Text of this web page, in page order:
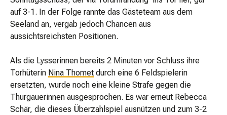
auf 3-1. In der Folge rannte das Gästeteam aus dem
Seeland an, vergab jedoch Chancen aus
aussichtsreichsten Positionen.
Als die Lysserinnen bereits 2 Minuten vor Schluss ihre
Torhüterin Nina Thomet durch eine 6 Feldspielerin
ersetzten, wurde noch eine kleine Strafe gegen die
Thurgauerinnen ausgesprochen. Es war erneut Rebecca
Schär, die dieses Überzahlspiel ausnützen und zum 3-2